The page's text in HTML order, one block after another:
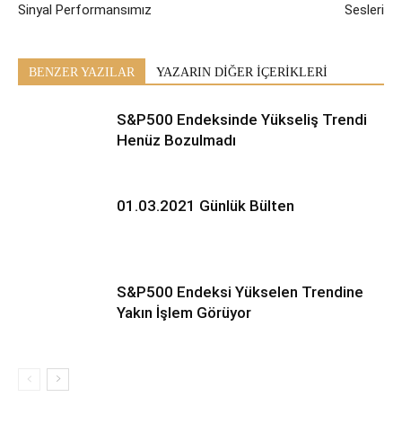
Sinyal Performansımız
Sesleri
BENZER YAZILAR YAZARIN DİĞER İÇERİKLERİ
S&P500 Endeksinde Yükseliş Trendi
Henüz Bozulmadı
01.03.2021 Günlük Bülten
S&P500 Endeksi Yükselen Trendine
Yakın İşlem Görüyor